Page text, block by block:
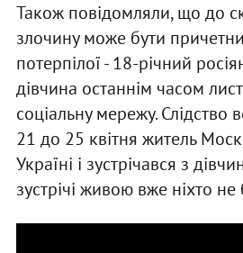
Також повідомляли, що до
злочину може бути
потерпілої - 18-річний
дівчина останнім часом
соціальну мережу. Слідство
21 до 25 квітня житель
Україні і зустрічався з
зустрічі живою вже ніхто не